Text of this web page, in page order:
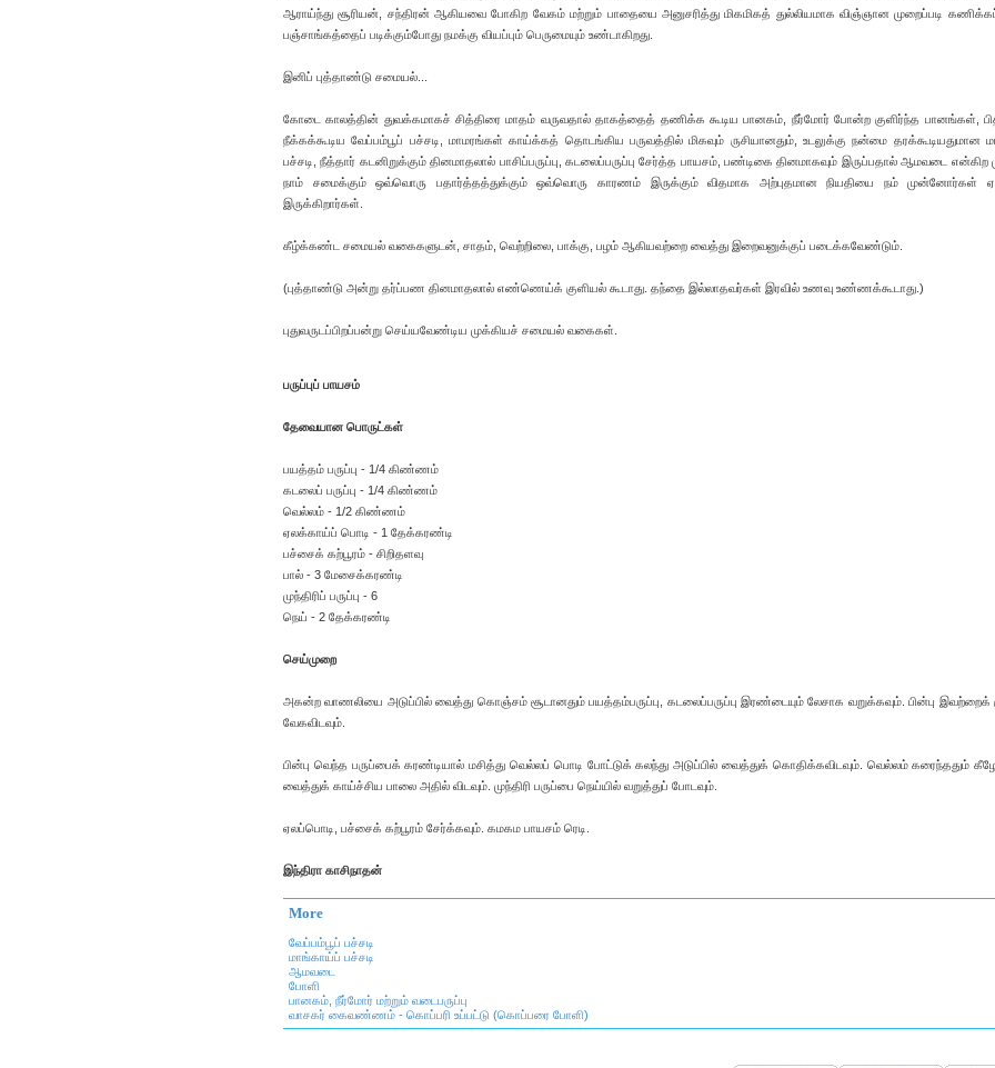
ஆராய்ந்து சூரியன், சந்திரன் ஆகியவை போகிற வேகம் மற்றும் பாதையை அனுசரித்து மிகமிகத் துல்லியமாக விஞ்ஞான முறைப்படி
பஞ்சாங்கத்தைப் படிக்கும்போது நமக்கு வியப்பும் பெருமையும் உண்டாகிறது.
இனிப் புத்தாண்டு சமையல்...
கோடை காலத்தின் துவக்கமாகச் சித்திரை மாதம் வருவதால் தாகத்தைத் தணிக்க கூடிய பானகம், நீர்மோர் போன்ற குளிர்ந்த பானங்கள்,
நீக்கக்கூடிய வேப்பம்பூப் பச்சடி, மாமரங்கள் காய்க்கத் தொடங்கிய பருவத்தில் மிகவும் ருசியானதும், உடலுக்கு நன்மை தரக்கூடியதுமான
பச்சடி, நீத்தார் கடனிறுக்கும் தினமாதலால் பாசிப்பருப்பு, கடலைப்பருப்பு சேர்த்த பாயசம், பண்டிகை தினமாகவும் இருப்பதால் ஆமவடை என்கிற
நாம் சமைக்கும் ஒவ்வொரு பதார்த்தத்துக்கும் ஒவ்வொரு காரணம் இருக்கும் விதமாக அற்புதமான நியதியை நம் முன்னோர்கள்
இருக்கிறார்கள்.
கீழ்க்கண்ட சமையல் வகைகளுடன், சாதம், வெற்றிலை, பாக்கு, பழம் ஆகியவற்றை வைத்து இறைவனுக்குப் படைக்கவேண்டும்.
(புத்தாண்டு அன்று தர்ப்பண தினமாதலால் எண்ணெய்க் குளியல் கூடாது. தந்தை இல்லாதவர்கள் இரவில் உணவு உண்ணக்கூடாது.)
புதுவருடப்பிறப்பன்று செய்யவேண்டிய முக்கியச் சமையல் வகைகள்.
பருப்புப் பாயசம்
தேவையான பொருட்கள்
பயத்தம் பருப்பு - 1/4 கிண்ணம்
கடலைப் பருப்பு - 1/4 கிண்ணம்
வெல்லம் - 1/2 கிண்ணம்
ஏலக்காய்ப் பொடி - 1 தேக்கரண்டி
பச்சைக் கற்பூரம் - சிறிதளவு
பால் - 3 மேசைக்கரண்டி
முந்திரிப் பருப்பு - 6
நெய் - 2 தேக்கரண்டி
செய்முறை
அகன்ற வாணலியை அடுப்பில் வைத்து கொஞ்சம் சூடானதும் பயத்தம்பருப்பு, கடலைப்பருப்பு இரண்டையும் லேசாக வறுக்கவும். பின்பு இவற்றைக்
வேகவிடவும்.
பின்பு வெந்த பருப்பைக் கரண்டியால் மசித்து வெல்லப் பொடி போட்டுக் கலந்து அடுப்பில் வைத்துக் கொதிக்கவிடவும். வெல்லம் கரைந்ததும்
வைத்துக் காய்ச்சிய பாலை அதில் விடவும். முந்திரி பருப்பை நெய்யில் வறுத்துப் போடவும்.
ஏலப்பொடி, பச்சைக் கற்பூரம் சேர்க்கவும். கமகம பாயசம் ரெடி.
இந்திரா காசிநாதன்
More
வேப்பம்பூப் பச்சடி
மாங்காய்ப் பச்சடி
ஆமவடை
போளி
பானகம், நீர்மோர் மற்றும் வடைபருப்பு
வாசகர் கைவண்ணம் - கொப்பரி உப்பட்டு (கொப்பரை போளி)